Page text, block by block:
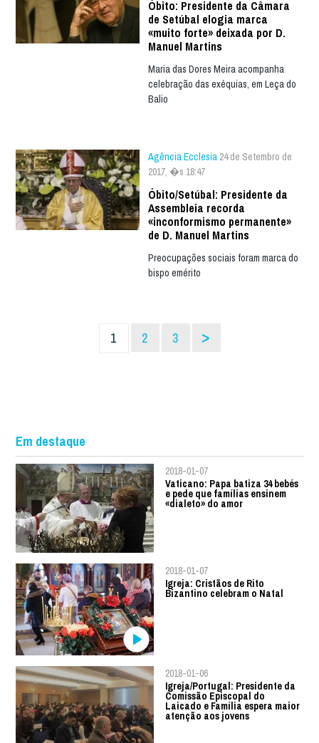
Óbito: Presidente da Câmara
de Setúbal elogia marca
«muito forte» deixada por D.
Manuel Martins
Maria das Dores Meira acompanha
celebração das exéquias, em Leça do
Balio
Agência Ecclesia 24 de Setembro de
2017, �s 18:47
Óbito/Setúbal: Presidente da
Assembleia recorda
«inconformismo permanente»
de D. Manuel Martins
Preocupações sociais foram marca do
bispo emérito
1 2 3 >
Em destaque
2018-01-07
Vaticano: Papa batiza 34 bebés
e pede que famílias ensinem
«dialeto» do amor
2018-01-07
Igreja: Cristãos de Rito
Bizantino celebram o Natal
2018-01-06
Igreja/Portugal: Presidente da
Comissão Episcopal do
Laicado e Família espera maior
atenção aos jovens